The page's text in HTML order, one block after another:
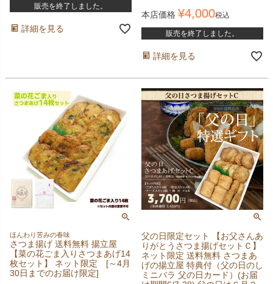
販売を終了しました。
詳細を見る
本店価格 ¥4,000税込
販売を終了しました。
詳細を見る
ほんわり苦みの春味
さつま揚げ 送料無料 揚立屋
【菜の花ごま入りさつまあげ14
枚セット】 ネット限定 [～4月
30日までのお届け限定]
父の日限定セット 【お父さんあ
りがとうさつま揚げセットＣ】
ネット限定 送料無料 さつまあ
げの揚立屋 特典付（父の日のし
ミニバラ 父の日カード）(お届